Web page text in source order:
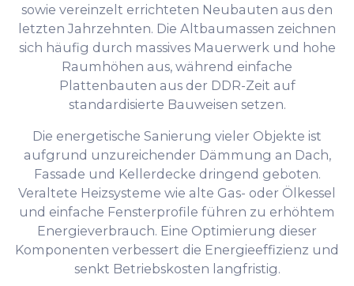
sowie vereinzelt errichteten Neubauten aus den
letzten Jahrzehnten. Die Altbaumassen zeichnen
sich häufig durch massives Mauerwerk und hohe
Raumhöhen aus, während einfache
Plattenbauten aus der DDR-Zeit auf
standardisierte Bauweisen setzen.
Die energetische Sanierung vieler Objekte ist
aufgrund unzureichender Dämmung an Dach,
Fassade und Kellerdecke dringend geboten.
Veraltete Heizsysteme wie alte Gas- oder Ölkessel
und einfache Fensterprofile führen zu erhöhtem
Energieverbrauch. Eine Optimierung dieser
Komponenten verbessert die Energieeffizienz und
senkt Betriebskosten langfristig.